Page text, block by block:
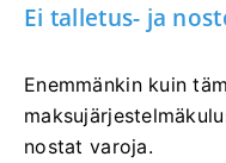
Ei talletus- ja
Enemmänkin kuin
nostat varoja.